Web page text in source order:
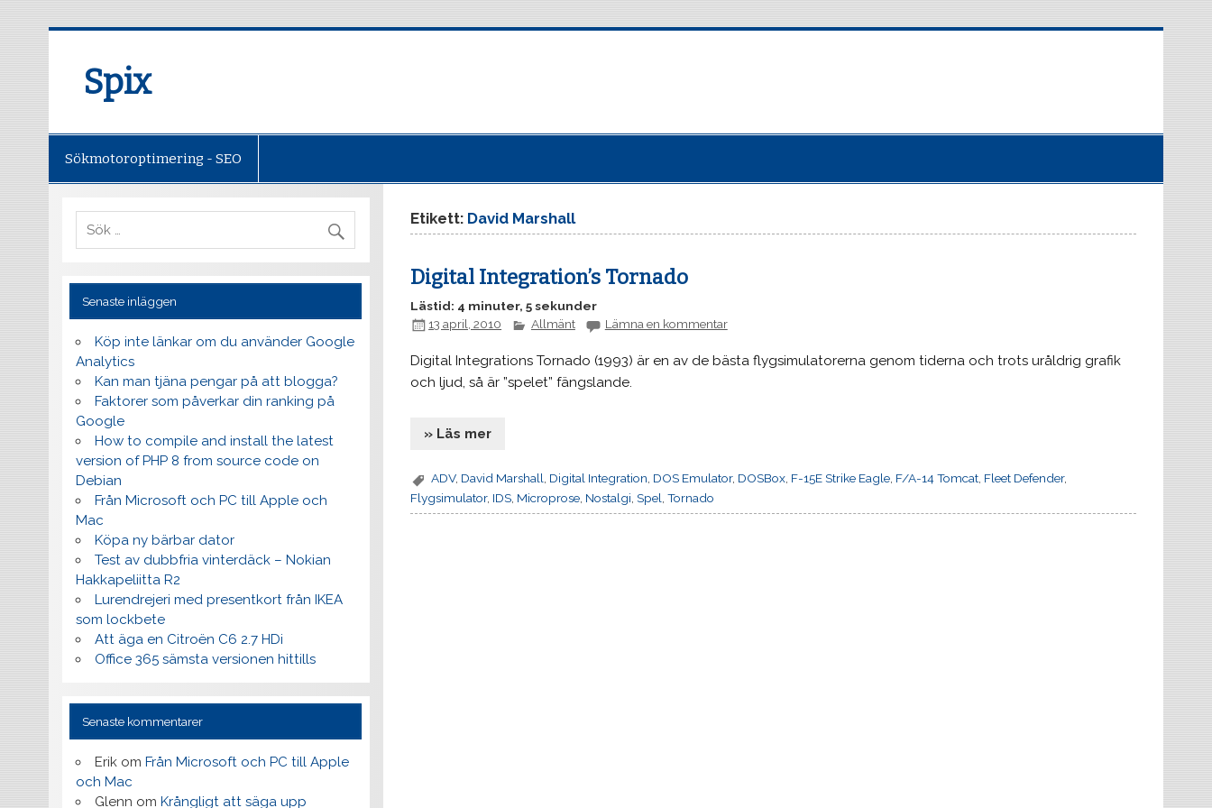
Spix
Sökmotoroptimering - SEO
Etikett: David Marshall
Digital Integration’s Tornado
Lästid: 4 minuter, 5 sekunder
13 april, 2010
Allmänt Lämna en kommentar
Digital Integrations Tornado (1993) är en av de bästa flygsimulatorerna genom tiderna och trots uråldrig grafik
och ljud, så är ”spelet” fängslande.
» Läs mer
ADV, David Marshall, Digital Integration, DOS Emulator, DOSBox, F-15E Strike Eagle, F/A-14 Tomcat, Fleet Defender,
Flygsimulator, IDS Microprose Nostalgi ,Spel ,Tornado
Senaste inläggen
Köp inte länkar om du använder Google
Analytics
Kan man tjäna pengar på att blogga?
Faktorer som påverkar din ranking på
Google
How to compile and install the latest
version of PHP 8 from source code on
Debian
Från Microsoft och PC till Apple och
Mac
Köpa ny bärbar dator
Test av dubbfria vinterdäck – Nokian
Hakkapeliitta R2
Lurendrejeri med presentkort från IKEA
som lockbete
Att äga en Citroën C6 2.7 HDi
Office 365 sämsta versionen hittills
Senaste kommentarer
Erik omFrån Microsoft och PC till Apple
och Mac
Glenn omKrångligt att säga upp